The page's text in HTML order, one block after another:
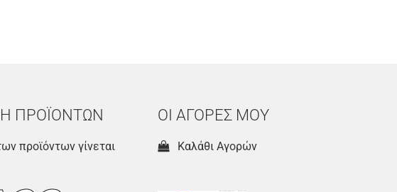
ΠΡΟΪΟΝΤΩΝ
προϊόντων γίνεται
ΟΙ ΑΓΟΡΕΣ ΜΟΥ
Καλάθι Αγορών